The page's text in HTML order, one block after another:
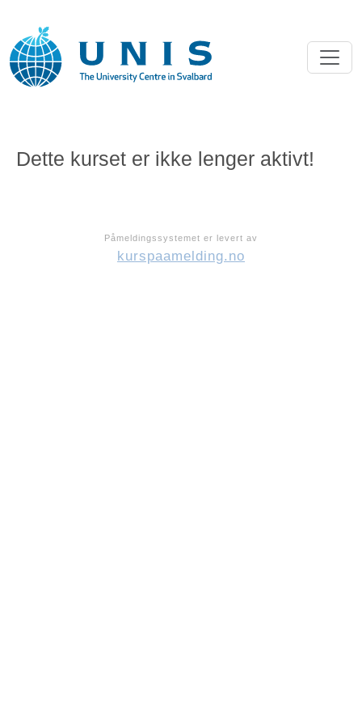
Dette kurset er ikke lenger aktivt!
Påmeldingssystemet er levert av
kurspaamelding.no